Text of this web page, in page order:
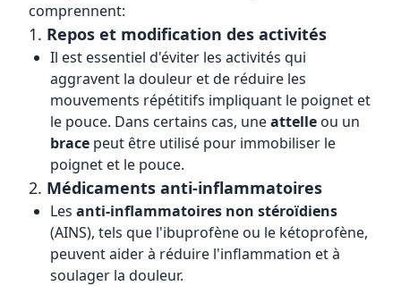
comprennent:
1. Repos et modification des activités
Il est essentiel d'éviter les activités qui
aggravent la douleur et de réduire les
mouvements répétitifs impliquant le poignet et
le pouce. Dans certains cas, uneattelle ou un
brace peut être utilisé pour immobiliser le
poignet et le pouce.
2. Médicaments anti-inflammatoires
Les anti-inflammatoires non stéroïdiens
(AINS), tels que l'ibuprofène ou le kétoprofène,
peuvent aider à réduire l'inflammation et à
soulager la douleur.